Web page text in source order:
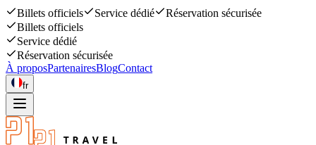
Billets officiels Service dédié
Réservation sécurisée
Billets officiels
Service dédié
Réservation sécurisée
À proposPartenairesBlogContact
fr